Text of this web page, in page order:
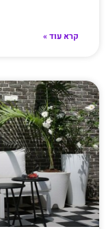
קרא עוד »